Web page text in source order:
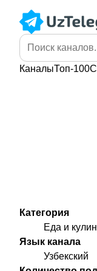
КаналыТоп-100
Категория
Еда и
Язык канала
Узбекский